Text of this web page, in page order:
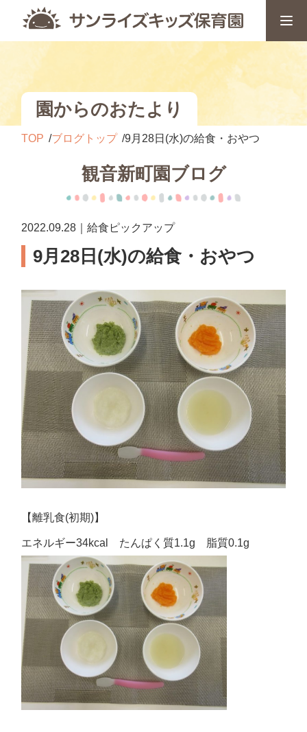
園からのおたより
TOP ブログトップ 9月28日(水)の給食・おやつ
観音新町園ブログ
2022.09.28｜給食ピックアップ
9月28日(水)の給食・おやつ
【離乳食(初期)】
エネルギー34kcal たんぱく質1.1g 脂質0.1g